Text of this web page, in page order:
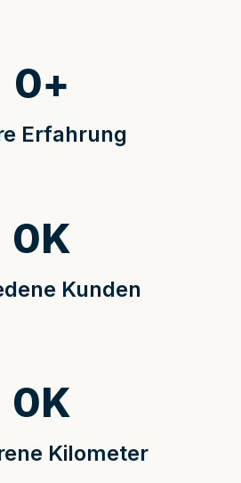
Erfahrung
0+
Kunden
0K
Kilometer
0K